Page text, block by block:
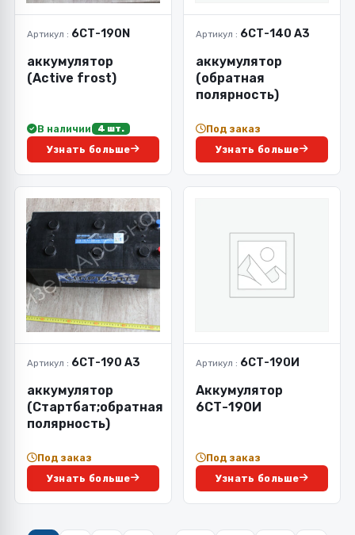
Артикул : 6СТ-190N
аккумулятор
(Active frost)
В наличии 4 шт.
Узнать больше
Артикул : 6СТ-140 А3
аккумулятор
(обратная
полярность)
Под заказ
Узнать больше
Артикул : 6СТ-190 А3
аккумулятор
(Стартбат;обратная
полярность)
Под заказ
Узнать больше
Артикул : 6СТ-190И
Аккумулятор
6СТ-190И
Под заказ
Узнать больше